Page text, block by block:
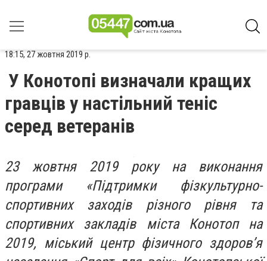
18:15, 27 жовтня 2019 р.
У Конотопі визначали кращих
гравців у настільний теніс
серед ветеранів
23 жовтня 2019 року на виконання
програми «Підтримки фізкультурно-
спортивних заходів різного рівня та
спортивних закладів міста Конотоп на
2019, міський центр фізичного здоров’я